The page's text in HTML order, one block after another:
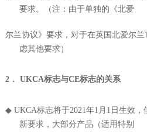
要求。（注：由于单独的《北爱
尔兰协议》要求，对于在英国北爱尔
虑其他要求）
2． UKCA标志与CE标志的关系
◆ UKCA标志将于2021年1月1日生效
新要求，大部分产品（适用特别